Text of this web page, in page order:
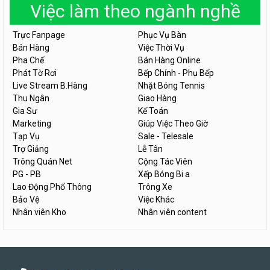
Việc làm theo ngành nghề
Trực Fanpage
Phục Vụ Bàn
Bán Hàng
Việc Thời Vụ
Pha Chế
Bán Hàng Online
Phát Tờ Rơi
Bếp Chính - Phụ Bếp
Live Stream B.Hàng
Nhặt Bóng Tennis
Thu Ngân
Giao Hàng
Gia Sư
Kế Toán
Marketing
Giúp Việc Theo Giờ
Tạp Vụ
Sale - Telesale
Trợ Giảng
Lễ Tân
Trông Quán Net
Cộng Tác Viên
PG - PB
Xếp Bóng Bi a
Lao Động Phổ Thông
Trông Xe
Bảo Vệ
Việc Khác
Nhân viên Kho
Nhân viên content